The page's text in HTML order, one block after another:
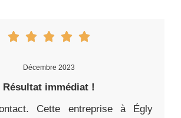
Décembre 2023
Résultat immédiat !
Cette entreprise à Égly